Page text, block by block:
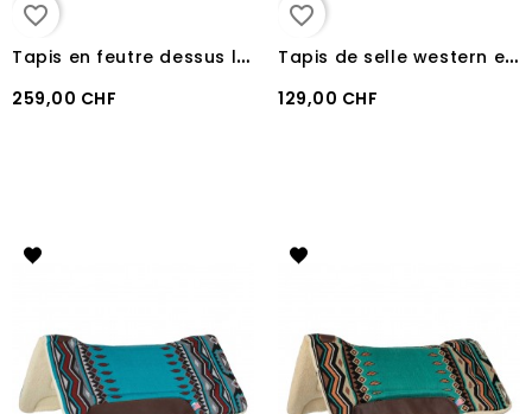
favorite_border
T
apis en feutre dessus laine Pool's BEIGE/RED
259,00 CHF
favorite_border
T
apis de selle western en laine synthétique pool's ORANGE/BROWN
129,00 CHF